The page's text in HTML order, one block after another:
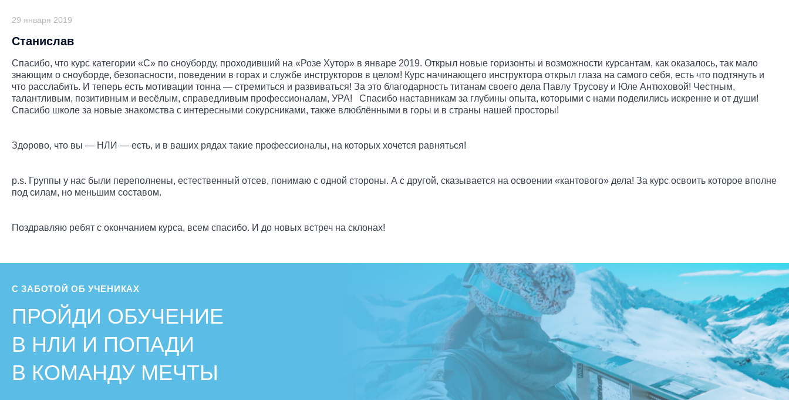
29 января 2019
Станислав
Спасибо, что курс категории «С» по сноуборду, проходивший на «Розе Хутор» в январе 2019. Открыл новые горизонты и возможности курсантам, как оказалось, так мало
знающим о сноуборде, безопасности, поведении в горах и службе инструкторов в целом! Курс начинающего инструктора открыл глаза на самого себя, есть что подтянуть и
что расслабить. И теперь есть мотивации тонна — стремиться и развиваться! За это благодарность титанам своего дела Павлу Трусову и Юле Антюховой! Честным,
талантливым, позитивным и весёлым, справедливым профессионалам, УРА! Спасибо наставникам за глубины опыта, которыми с нами поделились искренне и от души!
Спасибо школе за новые знакомства с интересными сокурсниками, также влюблёнными в горы и в страны нашей просторы!
Здорово, что вы — НЛИ — есть, и в ваших рядах такие профессионалы, на которых хочется равняться!
p.s. Группы у нас были переполнены, естественный отсев, понимаю с одной стороны. А с другой, сказывается на освоении «кантового» дела! За курс освоить которое вполне
под силам, но меньшим составом.
Поздравляю ребят с окончанием курса, всем спасибо. И до новых встреч на склонах!
С ЗАБОТОЙ ОБ УЧЕНИКАХ
ПРОЙДИ ОБУЧЕНИЕ
В НЛИ И ПОПАДИ
В КОМАНДУ МЕЧТЫ